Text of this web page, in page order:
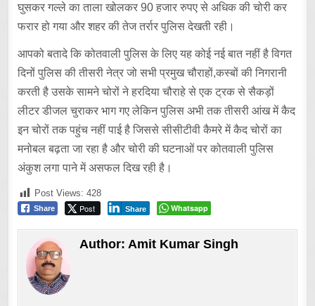
घुसकर गल्ले का ताला खोलकर 90 हजार रुपए से अधिक की चोरी कर
फरार हो गया और शहर की तेज तर्रार पुलिस देखती रही।
आपको बतादे कि कोतवाली पुलिस के लिए यह कोई नई बात नहीं है विगत
दिनों पुलिस की तीसरी नेत्र जो सभी प्रमुख चौराहों,कस्बों की निगरानी
करती है उसके सामने चोरों ने हरदिया चौराहे से एक ट्रक से सैकड़ों
लीटर डीजल चुराकर भाग गए लेकिन पुलिस अभी तक तीसरी आंख में कैद
इन चोरों तक पहुंच नहीं पाई है जिससे सीसीटीवी कैमरे में कैद चोरों का
मनोबल बढ़ता जा रहा है और चोरी की घटनाओं पर कोतवाली पुलिस
अंकुश लगा पाने में असफल दिख रही है।
Post Views: 428
Share Post Share Whatsapp
Author:Amit Kumar Singh